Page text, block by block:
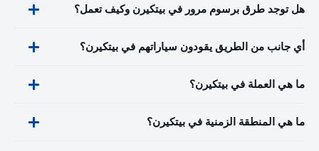
هل توجد طرق برسوم مرور في بيتكيرن وكيف تعمل؟
أي جانب من الطريق يقودون سياراتهم في بيتكيرن؟
ما هي العملة في بيتكيرن؟
ما هي المنطقة الزمنية في بيتكيرن؟